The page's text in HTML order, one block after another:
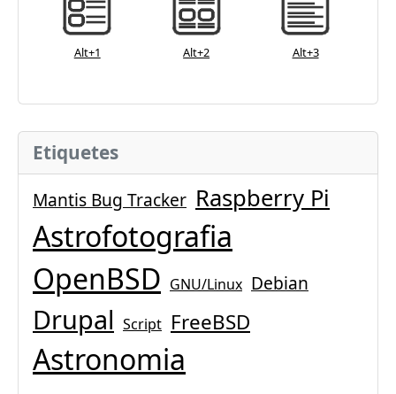
Alt+1 Alt+2 Alt+3
Etiquetes
Mantis Bug Tracker Raspberry Pi
Astrofotografia
OpenBSD GNU/Linux Debian
Drupal Script FreeBSD
Astronomia